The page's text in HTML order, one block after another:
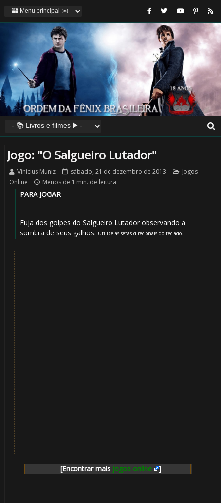
Jogo: "O Salgueiro Lutador"
Vinícius Muniz sábado, 21 de dezembro de 2013
Jogos
Online
Menos de 1 min. de leitura
PARA JOGAR
Fuja dos golpes do Salgueiro Lutador observando a
sombra de seus galhos. Utilize as setas direcionais do teclado.
[Encontrar mais jogos online ]